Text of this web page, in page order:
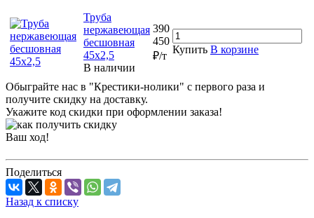
Труба
нержавеющая
бесшовная
45х2,5
В наличии
390
450
₽/т
Купить В корзине
Обыграйте нас в "Крестики-нолики" с первого раза и
получите скидку на доставку.
Укажите код скидки при оформлении заказа!
Ваш ход!
Поделиться
Назад к списку